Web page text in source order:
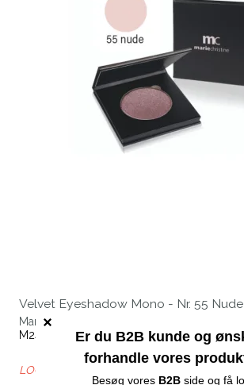
Velvet Eyeshadow Mono - Nr. 55 Nude
Marie Christine
M24155
LOG IN FOR B2B PRIS